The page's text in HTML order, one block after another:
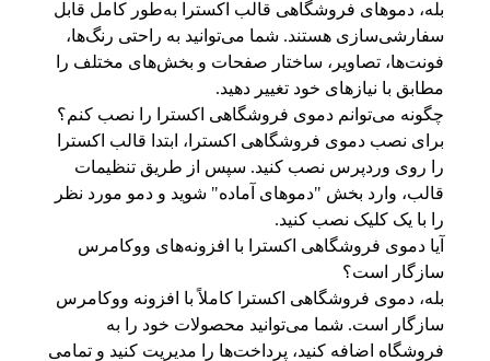
بله، دموهای فروشگاهی قالب اکسترا به‌طور کامل قابل
سفارشی‌سازی هستند. شما می‌توانید به راحتی رنگ‌ها،
فونت‌ها، تصاویر، ساختار صفحات و بخش‌های مختلف را
مطابق با نیازهای خود تغییر دهید.
چگونه می‌توانم دموی فروشگاهی اکسترا را نصب کنم؟
برای نصب دموی فروشگاهی اکسترا، ابتدا قالب اکسترا
را روی وردپرس نصب کنید. سپس از طریق تنظیمات
قالب، وارد بخش "دموهای آماده" شوید و دمو مورد نظر
را با یک کلیک نصب کنید.
آیا دموی فروشگاهی اکسترا با افزونه‌های ووکامرس
سازگار است؟
بله، دموی فروشگاهی اکسترا کاملاً با افزونه ووکامرس
سازگار است. شما می‌توانید محصولات خود را به
فروشگاه اضافه کنید، پرداخت‌ها را مدیریت کنید و تمامی